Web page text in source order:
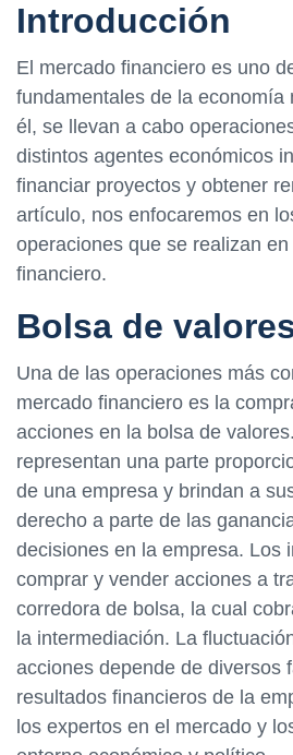
Introducción
El mercado financiero es uno
fundamentales de la economía
él, se llevan a cabo
distintos agentes económicos
financiar proyectos y obtener
artículo, nos enfocaremos en
operaciones que se realizan
financiero.
Bolsa de
Una de las operaciones más
mercado financiero es la
acciones en la bolsa de
representan una parte
de una empresa y brindan a
derecho a parte de las
decisiones en la empresa. Los
comprar y vender acciones a
corredora de bolsa, la cual
la intermediación. La
acciones depende de diversos
resultados financieros de la
los expertos en el mercado y